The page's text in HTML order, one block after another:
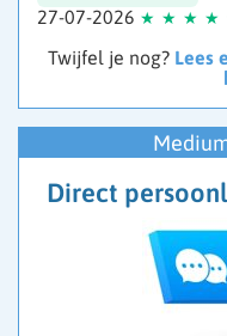
27-07-2026
Twijfel je nog? Lees
Direct